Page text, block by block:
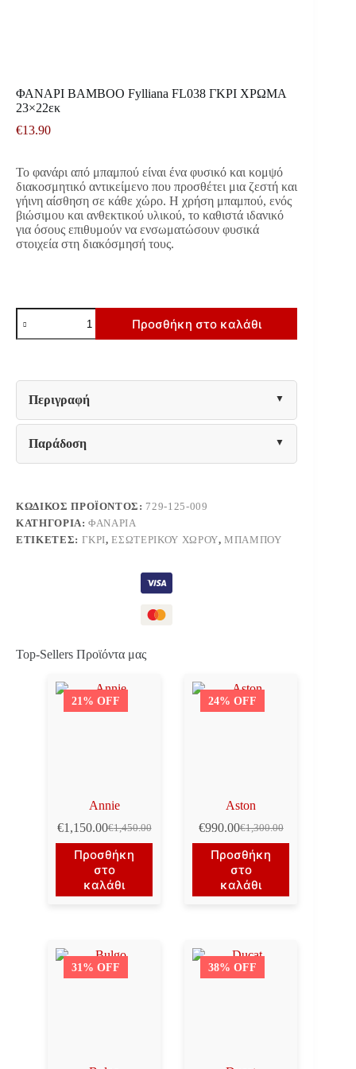
ΦΑΝΑΡΙ ΒΑΜΒΟΟ Fylliana FL038 ΓΚΡΙ ΧΡΩΜΑ
23×22εκ
€13.90
Το φανάρι από μπαμπού είναι ένα φυσικό και κομψό
διακοσμητικό αντικείμενο που προσθέτει μια ζεστή και
γήινη αίσθηση σε κάθε χώρο. Η χρήση μπαμπού, ενός
βιώσιμου και ανθεκτικού υλικού, το καθιστά ιδανικό
για όσους επιθυμούν να ενσωματώσουν φυσικά
στοιχεία στη διακόσμησή τους.
ΦΑΝΑΡΙ
ΒΑΜΒΟΟ
Fylliana
ΧΡΩΜΑ
23x22εκ
ποσότητα
Προσθήκη στο καλάθι
Περιγραφή
Παράδοση
ΚΩΔΙΚΌΣ ΠΡΟΪΌΝΤΟΣ: 729-125-009
ΚΑΤΗΓΟΡΊΑ:ΦΑΝΆΡΙΑ
ΕΤΙΚΈΤΕΣ: ΓΚΡΙ,ΕΣΩΤΕΡΙΚΟΎ ΧΏΡΟΥ,ΜΠΑΜΠΟΎ
Top-Sellers Προϊόντα μας
21% OFF
Annie
€1,450.00
Original
price
was:
€1,450.00.
€1,150.00Η
τρέχουσα
τιμή
είναι:
€1,150.00.
Προσθήκη
στο
καλάθι
24% OFF
Aston
€1,300.00
Original
price
was:
€1,300.00.
€990.00Η
τρέχουσα
τιμή
είναι:
€990.00.
Προσθήκη
στο
καλάθι
31% OFF 38% OFF